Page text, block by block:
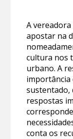
A
apostar na
cultura nos
urbano. A
sustentado,
respostas
conta os